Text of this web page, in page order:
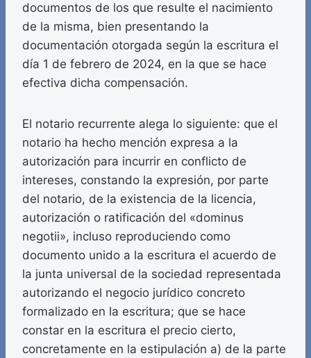
documentos de los que resulte el nacimiento
de la misma, bien presentando la
documentación otorgada según la escritura el
día 1 de febrero de 2024, en la que se hace
efectiva dicha compensación.
El notario recurrente alega lo siguiente: que el
notario ha hecho mención expresa a la
autorización para incurrir en conflicto de
intereses, constando la expresión, por parte
del notario, de la existencia de la licencia,
autorización o ratificación del «dominus
negotii», incluso reproduciendo como
documento unido a la escritura el acuerdo de
la junta universal de la sociedad representada
autorizando el negocio jurídico concreto
formalizado en la escritura; que se hace
constar en la escritura el precio cierto,
concretamente en la estipulación a) de la parte